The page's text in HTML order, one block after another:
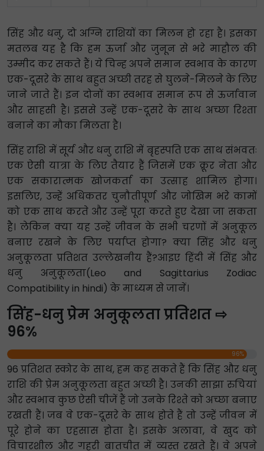
सिंह और धनु, दो अग्नि राशियों का मिलन हो रहा है। इसका
मतलब यह है कि हम ऊर्जा और जुनून से भरे माहौल की
उम्मीद कर सकते हैं। ये चिन्ह अपने समान स्वभाव के कारण
एक-दूसरे के साथ बहुत अच्छी तरह से घुलने-मिलने के लिए
जाने जाते हैं। इन दोनों का स्वभाव समान रूप से ऊर्जावान
और साहसी है। इससे उन्हें एक-दूसरे के साथ अच्छा रिश्ता
बनाने का मौका मिलता है।
सिंह राशि में सूर्य और धनु राशि में बृहस्पति एक साथ संभवतः
एक ऐसी यात्रा के लिए तैयार हैं जिसमें एक क्रूर नेता और
एक सकारात्मक खोजकर्ता का उत्साह शामिल होगा।
इसलिए, उन्हें अधिकतर चुनौतीपूर्ण और जोखिम भरे कामों
को एक साथ करते और उन्हें पूरा करते हुए देखा जा सकता
है। लेकिन क्या यह उन्हें जीवन के सभी चरणों में अनुकूल
बनाए रखने के लिए पर्याप्त होगा? क्या सिंह और धनु
अनुकूलता प्रतिशत उल्लेखनीय हैं?आइए हिंदी में सिंह और
धनु अनुकूलता(Leo and Sagittarius Zodiac
Compatibility in hindi) के माध्यम से जानें।
सिंह-धनु प्रेम अनुकूलता प्रतिशत ⇨
96%
96%
96 प्रतिशत स्कोर के साथ, हम कह सकते हैं कि सिंह और धनु
राशि की प्रेम अनुकूलता बहुत अच्छी है। उनकी साझा रुचियां
और स्वभाव कुछ ऐसी चीजें हैं जो उनके रिश्ते को अच्छा बनाए
रखती हैं। जब वे एक-दूसरे के साथ होते हैं तो उन्हें जीवन में
पूरे होने का एहसास होता है। इसके अलावा, वे खुद को
विचारशील और गहरी बातचीत में व्यस्त रखते हैं। वे अपने